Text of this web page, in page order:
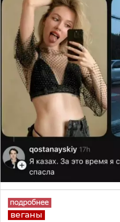
веганы